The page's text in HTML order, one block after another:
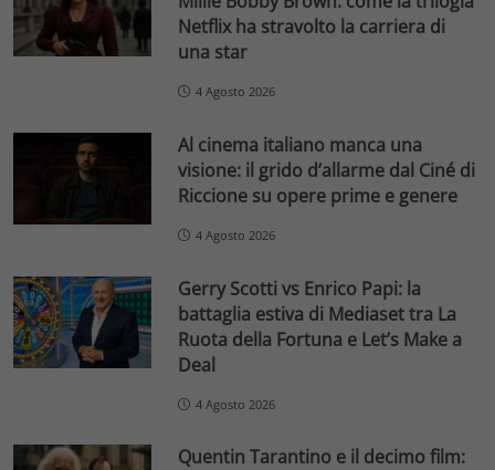
Netflix ha stravolto la carriera di
una star
4 Agosto 2026
Al cinema italiano manca una
visione: il grido d’allarme dal Ciné di
Riccione su opere prime e genere
4 Agosto 2026
Gerry Scotti vs Enrico Papi: la
battaglia estiva di Mediaset tra La
Ruota della Fortuna e Let’s Make a
Deal
4 Agosto 2026
Quentin Tarantino e il decimo film: